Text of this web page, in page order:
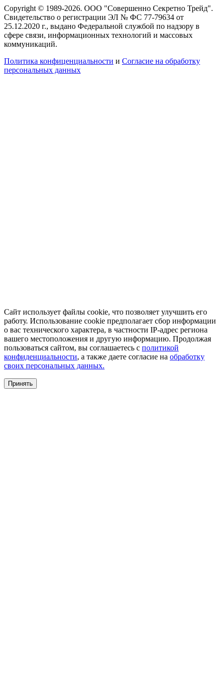
Copyright © 1989-2026. ООО "Совершенно Секретно Трейд".
Свидетельство о регистрации ЭЛ № ФС 77-79634 от
25.12.2020 г., выдано Федеральной службой по надзору в
сфере связи, информационных технологий и массовых
коммуникаций.
Политика конфиценциальности и Согласие на обработку
персональных данных
Сайт использует файлы cookie, что позволяет улучшить его
работу. Использование cookie предполагает сбор информации
о вас технического характера, в частности IP-адрес региона
вашего местоположения и другую информацию. Продолжая
пользоваться сайтом, вы соглашаетесь с политикой
конфиденциальности, а также даете согласие на обработку
своих персональных данных.
Принять